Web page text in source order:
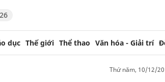
dục Thế giới Thể thao Văn hóa - Giải trí
thứ năm, 10/12/